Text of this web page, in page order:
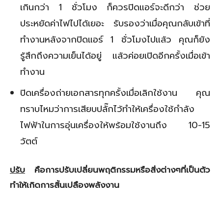
เกินกว่า 1 ชั่วโมง ก็ควรปิดแอร์จะดีกว่า ช่วย
ประหยัดค่าไฟไปได้เยอะ รับรองว่าเมื่อคุณกลับเข้าที่
ทำงานหลังจากปิดแอร์ 1 ชั่วโมงไปแล้ว คุณก็ยัง
รู้สึกถึงความเย็นได้อยู่ แล้วค่อยเปิดอีกครั้งเมื่อเข้า
ทำงาน
ปิดเครื่องถ่ายเอกสารทุกครั้งเมื่อเลิกใช้งาน คุณ
ทราบไหมว่าการเสียบปลั๊กไว้ทำให้เครื่องใช้กำลัง
ไฟฟ้าในการอุ่นเครื่องให้พร้อมใช้งานถึง 10-15
วัตต์
ปรับ คือการปรับเปลี่ยนพฤติกรรมหรือสิ่งต่างๆที่เป็นตัว
ทำให้เกิดการสิ้นเปลืองพลังงาน